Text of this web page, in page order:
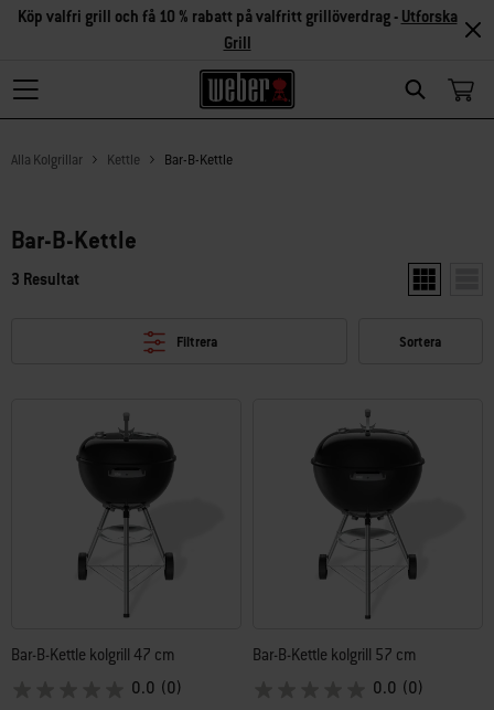
Search
Köp valfri grill och få 10 % rabatt på valfritt grillöverdrag - Utforska
Grill
Alla Kolgrillar Kettle Bar-B-Kettle
Bar-B-Kettle
3 Resultat Visa två
Filtrera Sortera
Bar-B-Kettle kolgrill 47 cm
0.0 (0)
Bar-B-Kettle kolgrill 57 cm
0.0 (0)